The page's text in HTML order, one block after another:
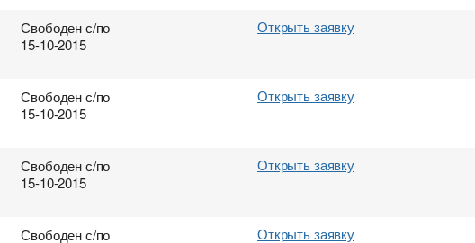
Свободен с/по
15-10-2015
Открыть заявку
Свободен с/по
15-10-2015
Открыть заявку
Свободен с/по
15-10-2015
Открыть заявку
Свободен с/по
Открыть заявку